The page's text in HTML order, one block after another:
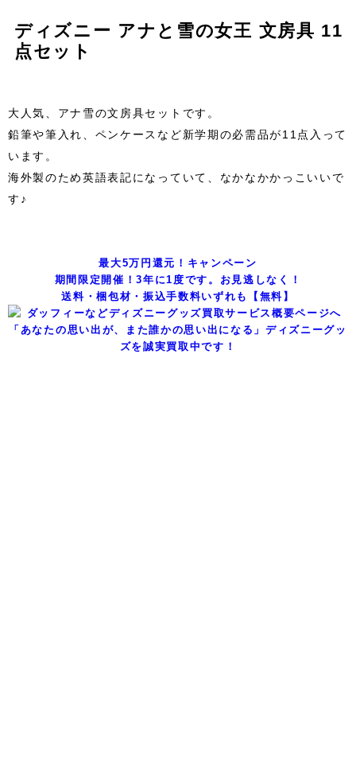
ディズニー アナと雪の女王 文房具 11
点セット
大人気、アナ雪の文房具セットです。
鉛筆や筆入れ、ペンケースなど新学期の必需品が11点入って
います。
海外製のため英語表記になっていて、なかなかかっこいいで
す♪
最大5万円還元！キャンペーン
期間限定開催！3年に1度です。お見逃しなく！
送料・梱包材・振込手数料いずれも【無料】
「あなたの思い出が、また誰かの思い出になる」ディズニーグッ
ズを誠実買取中です！